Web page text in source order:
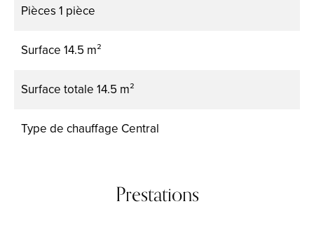
Pièces 1 pièce
Surface 14.5 m²
Surface totale 14.5 m²
Type de chauffage Central
Prestations